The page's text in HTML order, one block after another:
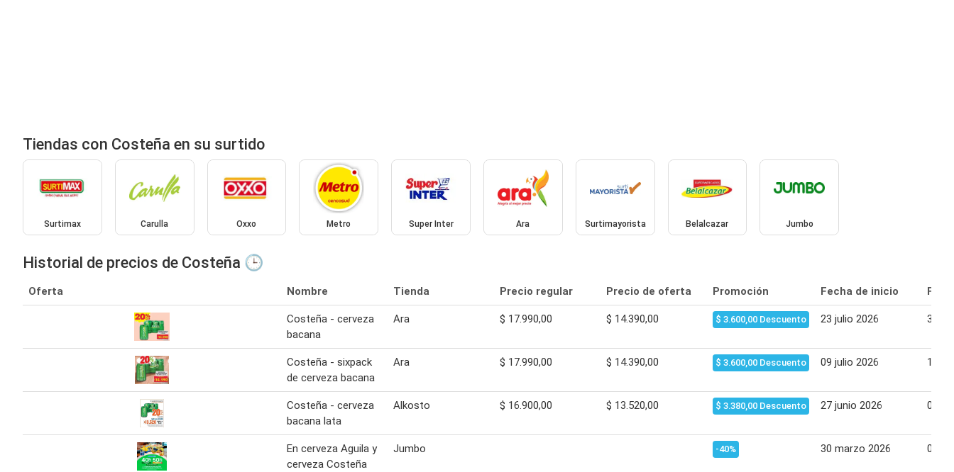
Tiendas con Costeña en su surtido
Surtimax Carulla Oxxo Metro Super Inter Ara Surtimayorista Belalcazar Jumbo
Historial de precios de Costeña 🕒
Oferta Nombre Tienda Precio regular Precio de oferta Promoción Fecha de inicio
Costeña - cerveza
bacana
Ara $ 17.990,00 $ 14.390,00 $ 3.600,00 Descuento 23 julio 2026 31
Costeña - sixpack
de cerveza bacana
Ara $ 17.990,00 $ 14.390,00 $ 3.600,00 Descuento 09 julio 2026 15
Costeña - cerveza
bacana lata
Alkosto $ 16.900,00 $ 13.520,00 $ 3.380,00 Descuento 27 junio 2026 03
En cerveza Aguila y
cerveza Costeña
Jumbo -40% 30 marzo 2026 05